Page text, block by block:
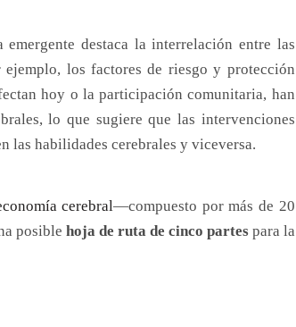
destaca la interrelación entre las
los factores de riesgo y protección
hoy o la participación comunitaria, han
lo que sugiere que las intervenciones
las habilidades cerebrales y viceversa.
cerebral—compuesto por más de 20
posible hoja de ruta de cinco partespara la